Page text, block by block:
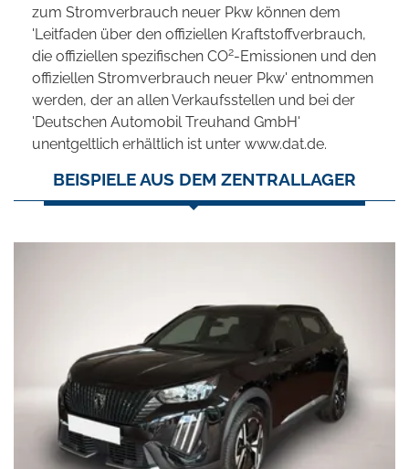
zum Stromverbrauch neuer Pkw können dem
'Leitfaden über den offiziellen Kraftstoffverbrauch,
die offiziellen spezifischen CO2-Emissionen und den
offiziellen Stromverbrauch neuer Pkw' entnommen
werden, der an allen Verkaufsstellen und bei der
'Deutschen Automobil Treuhand GmbH'
unentgeltlich erhältlich ist unter www.dat.de.
BEISPIELE AUS DEM ZENTRALLAGER